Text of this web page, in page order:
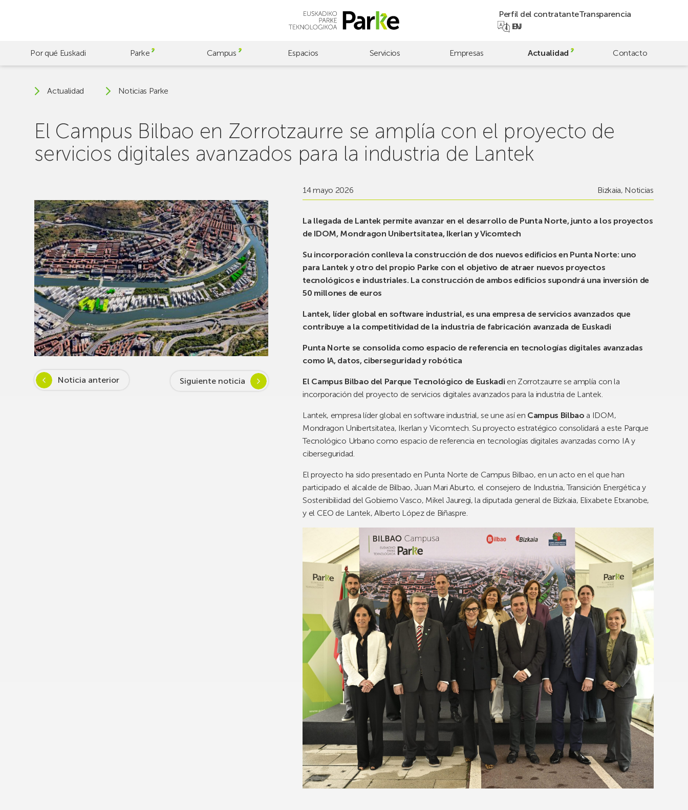
Perfil del contratanteTransparencia
EU
EN
Por qué Euskadi Parke Campus Espacios Servicios Empresas Actualidad Contacto
Actualidad Noticias Parke
El Campus Bilbao en Zorrotzaurre se amplía con el proyecto de
servicios digitales avanzados para la industria de Lantek
Noticia anterior Siguiente noticia
14 mayo 2026 Bizkaia, Noticias
La llegada de Lantek permite avanzar en el desarrollo de Punta Norte, junto a los proyectos
de IDOM, Mondragon Unibertsitatea, Ikerlan y Vicomtech
Su incorporación conlleva la construcción de dos nuevos edificios en Punta Norte: uno
para Lantek y otro del propio Parke con el objetivo de atraer nuevos proyectos
tecnológicos e industriales. La construcción de ambos edificios supondrá una inversión de
50 millones de euros
Lantek, líder global en software industrial, es una empresa de servicios avanzados que
contribuye a la competitividad de la industria de fabricación avanzada de Euskadi
Punta Norte se consolida como espacio de referencia en tecnologías digitales avanzadas
como IA, datos, ciberseguridad y robótica
El Campus Bilbao del Parque Tecnológico de Euskadi en Zorrotzaurre se amplía con la
incorporación del proyecto de servicios digitales avanzados para la industria de Lantek.
Lantek, empresa líder global en software industrial, se une así en Campus Bilbao a IDOM,
Mondragon Unibertsitatea, Ikerlan y Vicomtech. Su proyecto estratégico consolidará a este Parque
Tecnológico Urbano como espacio de referencia en tecnologías digitales avanzadas como IA y
ciberseguridad.
El proyecto ha sido presentado en Punta Norte de Campus Bilbao, en un acto en el que han
participado el alcalde de Bilbao, Juan Mari Aburto, el consejero de Industria, Transición Energética y
Sostenibilidad del Gobierno Vasco, Mikel Jauregi, la diputada general de Bizkaia, Elixabete Etxanobe,
y el CEO de Lantek, Alberto López de Biñaspre.